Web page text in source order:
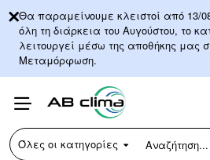
Θα παραμείνουμε κλειστοί από 13/
όλη τη διάρκεια του Αυγούστου, το
λειτουργεί μέσω της αποθήκης μας
Μεταμόρφωση.
Όλες οι κατηγορίες
Αναζήτηση...